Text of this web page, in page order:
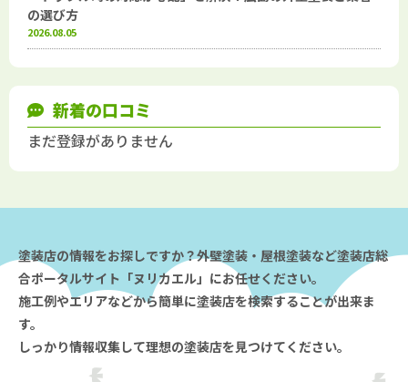
の選び方
2026.08.05
新着の口コミ
まだ登録がありません
塗装店の情報をお探しですか？外壁塗装・屋根塗装など塗装店総
合ポータルサイト「ヌリカエル」にお任せください。
施工例やエリアなどから簡単に塗装店を検索することが出来ま
す。
しっかり情報収集して理想の塗装店を見つけてください。